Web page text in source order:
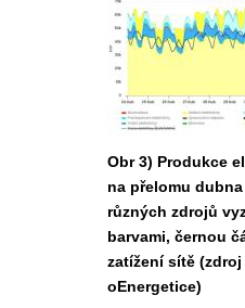
Obr 3) Produkce
na přelomu
různých zdrojů
barvami, černou
zatížení sítě
oEnergetice)